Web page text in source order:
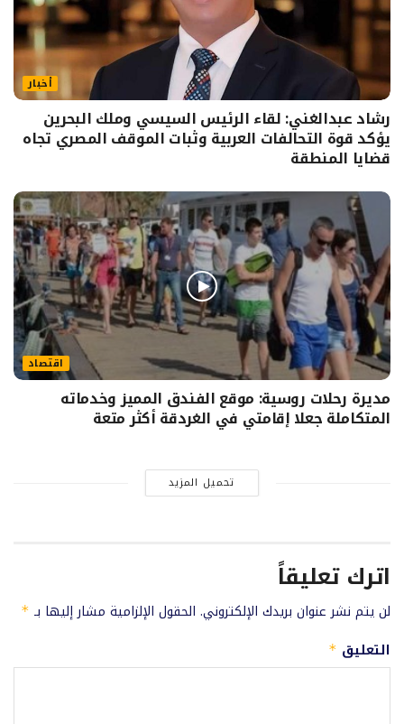
أخبار
رشاد عبدالغني: لقاء الرئيس السيسي وملك البحرين
يؤكد قوة التحالفات العربية وثبات الموقف المصري تجاه
قضايا المنطقة
اقتصاد
مديرة رحلات روسية: موقع الفندق المميز وخدماته
المتكاملة جعلا إقامتي في الغردقة أكثر متعة
تحميل المزيد
اترك تعليقاً
لن يتم نشر عنوان بريدك الإلكتروني. الحقول الإلزامية مشار إليها بـ *
التعليق *